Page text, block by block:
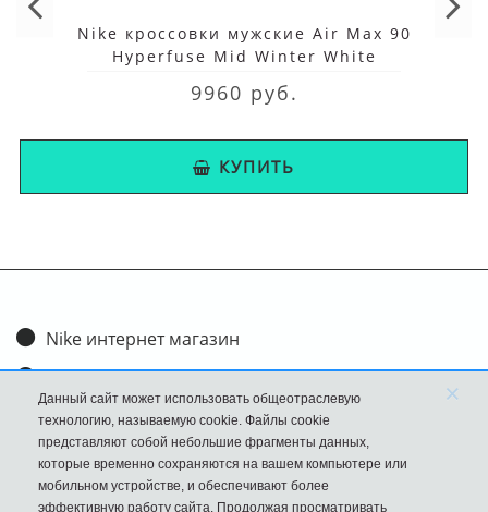
Nike кроссовки мужские Air Max 90
Hyperfuse Mid Winter White
9960 руб.
КУПИТЬ
Nike интернет магазин
Доставка и оплата
Обмен и возврат
Размеры
FAQ
Данный сайт может использовать общеотраслевую
технологию, называемую cookie. Файлы cookie
представляют собой небольшие фрагменты данных,
которые временно сохраняются на вашем компьютере или
мобильном устройстве, и обеспечивают более
эффективную работу сайта. Продолжая просматривать
×